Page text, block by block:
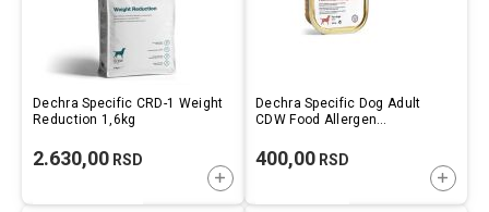
Dechra Specific CRD-1 Weight
Reduction 1,6kg
2.630,00 RSD
DODAJTE U KORPU
Dechra Specific Dog Adult
CDW Food Allergen
400,00 RSD